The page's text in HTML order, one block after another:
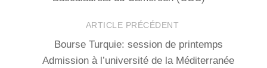
ARTICLE PRÉCÉDENT
Bourse Turquie: session de printemps
Admission à l’université de la Méditerranée